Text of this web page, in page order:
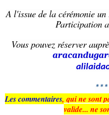
A l'issue de la cérémonie un
Participation
Vous pouvez réserver
Les commentaires, qui ne sont
valide... ne